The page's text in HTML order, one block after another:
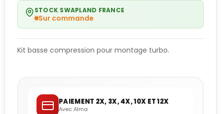
STOCK SWAPLAND FRANCE
Sur commande
Kit basse compression pour montage turbo.
PAIEMENT 2X, 3X, 4X, 10X ET 12X
Avec Alma